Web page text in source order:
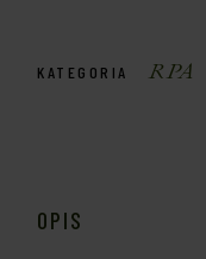
KATEGORIA RPA
OPIS